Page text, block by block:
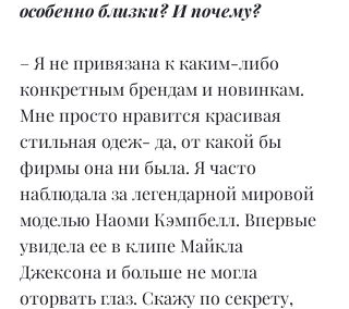
особенно близки? И почему?
– Я не привязана к каким-либо
конкретным брендам и новинкам.
Мне просто нравится красивая
стильная одеж- да, от какой бы
фирмы она ни была. Я часто
наблюдала за легендарной мировой
моделью Наоми Кэмпбелл. Впервые
увидела ее в клипе Майкла
Джексона и больше не могла
оторвать глаз. Скажу по секрету,